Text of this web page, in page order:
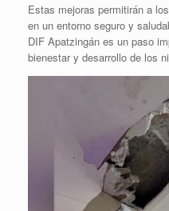
Estas mejoras permitirán a
en un entorno seguro y
DIF Apatzingán es un paso
bienestar y desarrollo de los